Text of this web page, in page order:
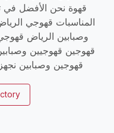
قهوة نحن الأفضل
المناسبات قهوجي
وصبابين الرياض
قهوجين قهوجيين
قهوجين وصبابين